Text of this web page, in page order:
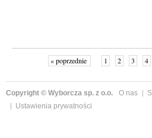
« poprzednie 1 2 3 4
Copyright © Wyborcza sp. z o.o. O nas
Ustawienia prywatności